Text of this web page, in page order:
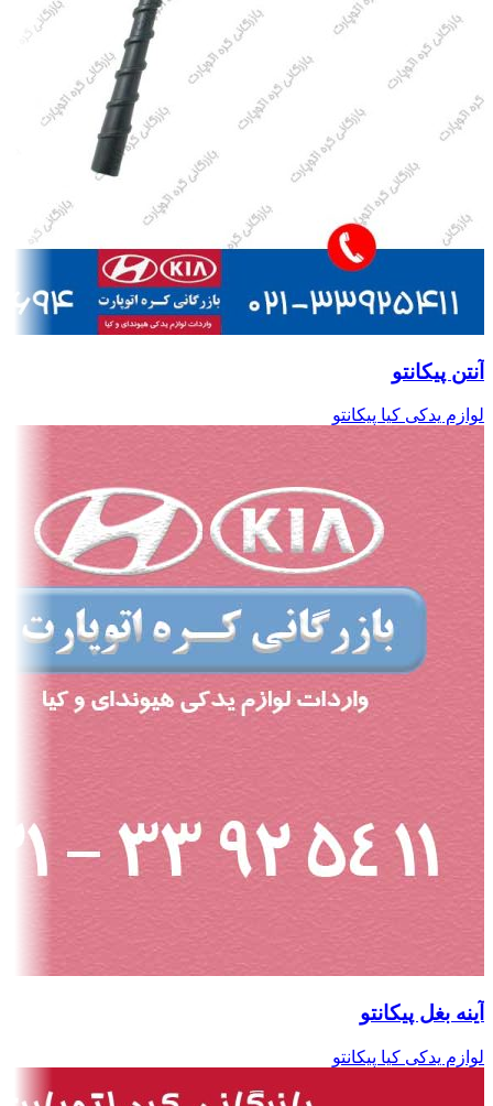
آنتن پیکانتو
لوازم یدکی کیا پیکانتو
آینه بغل پیکانتو
لوازم یدکی کیا پیکانتو